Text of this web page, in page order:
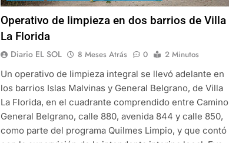
Operativo de limpieza en dos barrios de Villa
La Florida
Diario EL SOL 8 Meses Atrás 0
2 Minutos
Un operativo de limpieza integral se llevó adelante en
los barrios Islas Malvinas y General Belgrano, de Villa
La Florida, en el cuadrante comprendido entre Camino
General Belgrano, calle 880, avenida 844 y calle 850,
como parte del programa Quilmes Limpio, y que contó